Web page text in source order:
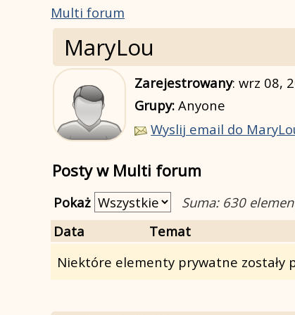
Multi forum
MaryLou
Zarejestrowany:wrz 08,
Grupy: Anyone
Wyslij email do
Posty w Multi forum
Pokaż
Suma: 630
Data
Temat
Niektóre elementy prywatne zostały